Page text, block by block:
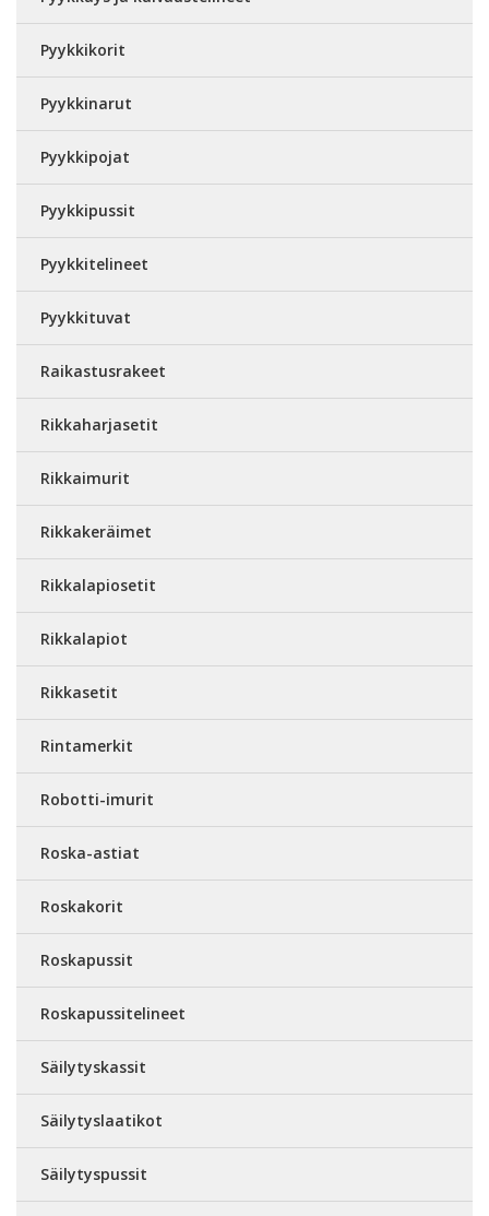
Pyykkikorit
Pyykkinarut
Pyykkipojat
Pyykkipussit
Pyykkitelineet
Pyykkituvat
Raikastusrakeet
Rikkaharjasetit
Rikkaimurit
Rikkakeräimet
Rikkalapiosetit
Rikkalapiot
Rikkasetit
Rintamerkit
Robotti-imurit
Roska-astiat
Roskakorit
Roskapussit
Roskapussitelineet
Säilytyskassit
Säilytyslaatikot
Säilytyspussit